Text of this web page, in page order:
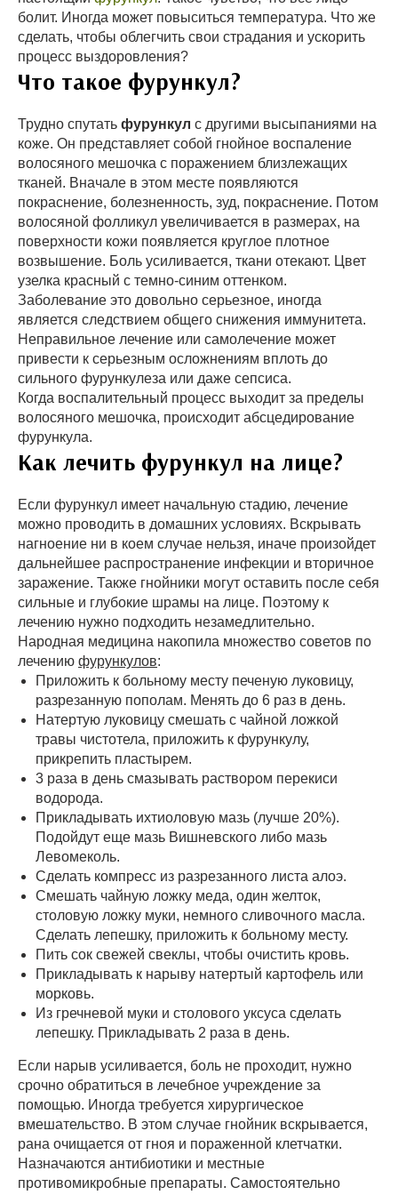
болит. Иногда может повыситься температура. Что же
сделать, чтобы облегчить свои страдания и ускорить
процесс выздоровления?
Что такое фурункул?
Трудно спутать фурункул с другими высыпаниями на
коже. Он представляет собой гнойное воспаление
волосяного мешочка с поражением близлежащих
тканей. Вначале в этом месте появляются
покраснение, болезненность, зуд, покраснение. Потом
волосяной фолликул увеличивается в размерах, на
поверхности кожи появляется круглое плотное
возвышение. Боль усиливается, ткани отекают. Цвет
узелка красный с темно-синим оттенком.
Заболевание это довольно серьезное, иногда
является следствием общего снижения иммунитета.
Неправильное лечение или самолечение может
привести к серьезным осложнениям вплоть до
сильного фурункулеза или даже сепсиса.
Когда воспалительный процесс выходит за пределы
волосяного мешочка, происходит абсцедирование
фурункула.
Как лечить фурункул на лице?
Если фурункул имеет начальную стадию, лечение
можно проводить в домашних условиях. Вскрывать
нагноение ни в коем случае нельзя, иначе произойдет
дальнейшее распространение инфекции и вторичное
заражение. Также гнойники могут оставить после себя
сильные и глубокие шрамы на лице. Поэтому к
лечению нужно подходить незамедлительно.
Народная медицина накопила множество советов по
лечению фурункулов:
Приложить к больному месту печеную луковицу,
разрезанную пополам. Менять до 6 раз в день.
Натертую луковицу смешать с чайной ложкой
травы чистотела, приложить к фурункулу,
прикрепить пластырем.
3 раза в день смазывать раствором перекиси
водорода.
Прикладывать ихтиоловую мазь (лучше 20%).
Подойдут еще мазь Вишневского либо мазь
Левомеколь.
Сделать компресс из разрезанного листа алоэ.
Смешать чайную ложку меда, один желток,
столовую ложку муки, немного сливочного масла.
Сделать лепешку, приложить к больному месту.
Пить сок свежей свеклы, чтобы очистить кровь.
Прикладывать к нарыву натертый картофель или
морковь.
Из гречневой муки и столового уксуса сделать
лепешку. Прикладывать 2 раза в день.
Если нарыв усиливается, боль не проходит, нужно
срочно обратиться в лечебное учреждение за
помощью. Иногда требуется хирургическое
вмешательство. В этом случае гнойник вскрывается,
рана очищается от гноя и пораженной клетчатки.
Назначаются антибиотики и местные
противомикробные препараты. Самостоятельно